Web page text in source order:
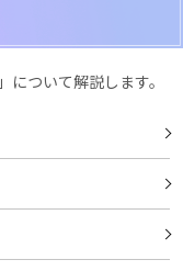
ついて解説します。